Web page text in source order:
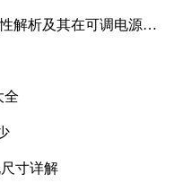
解析及其在可调电源设
全
寸详解